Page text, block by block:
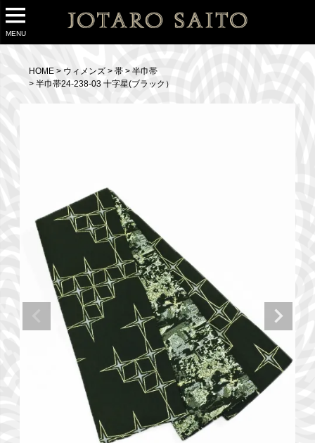
MENU
HOME ウィメンズ 帯
半巾帯
半巾帯24-238-03 十字星(ブラック）